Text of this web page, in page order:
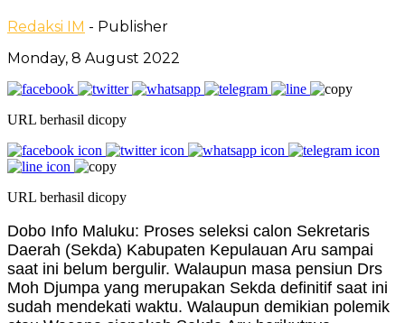
Redaksi IM - Publisher
Monday, 8 August 2022
URL berhasil dicopy
URL berhasil dicopy
Dobo Info Maluku: Proses seleksi calon Sekretaris
Daerah (Sekda) Kabupaten Kepulauan Aru sampai
saat ini belum bergulir. Walaupun masa pensiun Drs
Moh Djumpa yang merupakan Sekda definitif saat ini
sudah mendekati waktu. Walaupun demikian polemik